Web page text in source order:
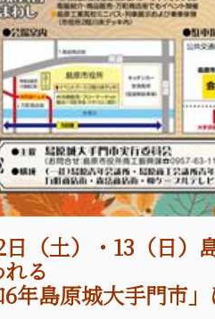
日（土）・13（日）
る
6年島原城大手門市